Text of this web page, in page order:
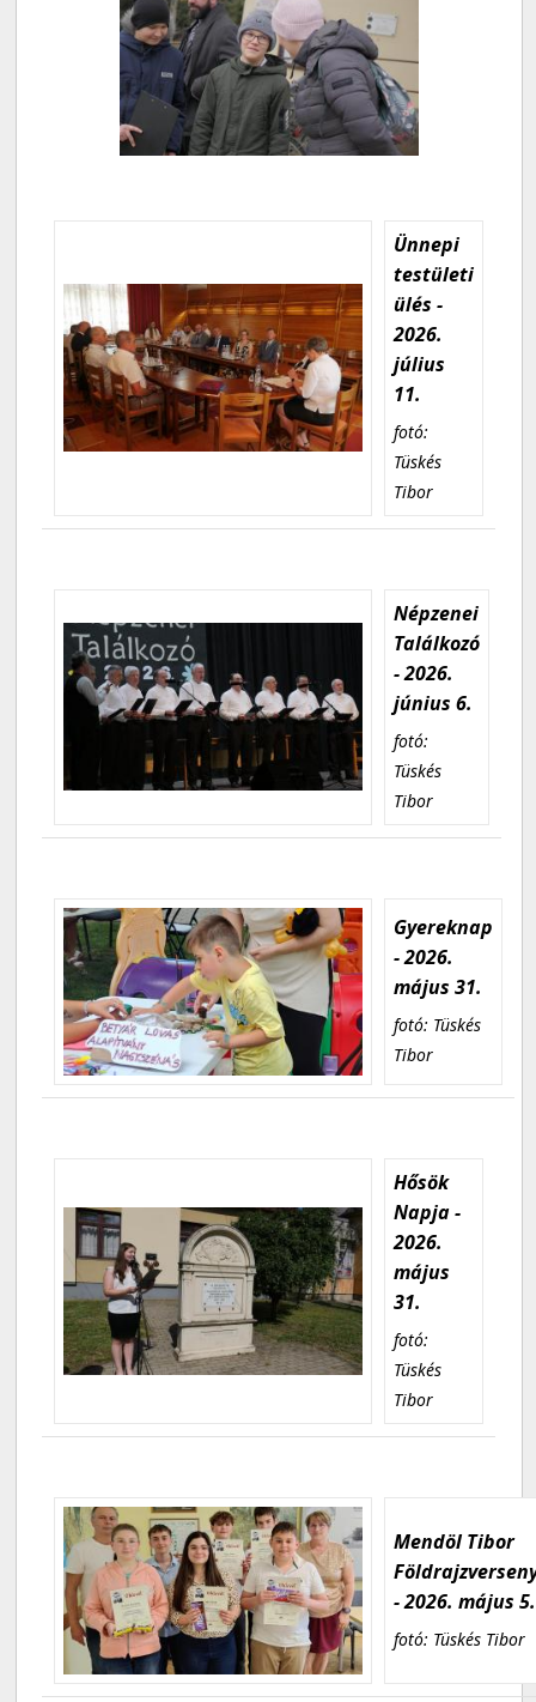
Ünnepi
testületi
ülés -
2026.
július
11.
fotó:
Tüskés
Tibor
Népzenei
Találkozó
- 2026.
június 6.
fotó:
Tüskés
Tibor
Gyereknap
- 2026.
május 31.
fotó: Tüskés
Tibor
Hősök
Napja -
2026.
május
31.
fotó:
Tüskés
Tibor
Mendöl Tibor
- 2026. május 5.
fotó: Tüskés Tibor